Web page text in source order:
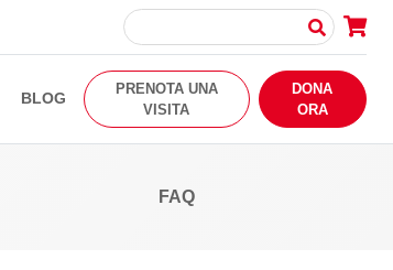
BLOG
PRENOTA UNA
VISITA
DONA
ORA
FAQ